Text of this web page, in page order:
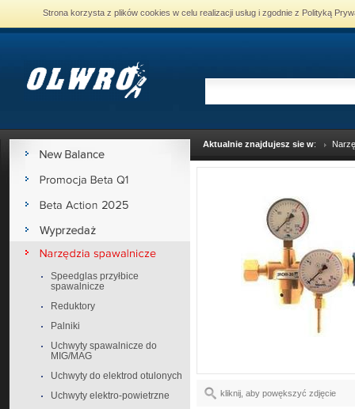
Strona korzysta z plików cookies w celu realizacji usług i zgodnie z Polityką
Speedglas przyłbice
spawalnicze
Reduktory
Palniki
Uchwyty spawalnicze do
MIG/MAG
Uchwyty do elektrod otulonych
Uchwyty elektro-powietrzne
Aktualnie znajdujesz sie w:
kliknij, aby powększyć zdjęcie